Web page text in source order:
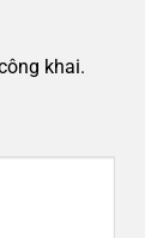
khai.